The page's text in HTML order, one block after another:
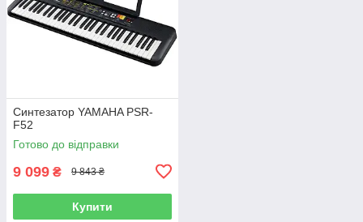
Синтезатор YAMAHA PSR-
F52
Готово до відправки
9 099 ₴ 9 843 ₴
Купити